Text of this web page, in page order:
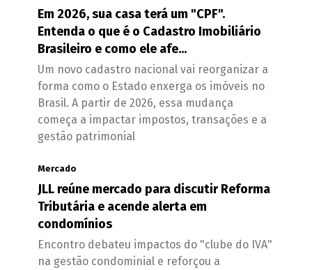
Em 2026, sua casa terá um "CPF".
Entenda o que é o Cadastro Imobiliário
Brasileiro e como ele afe...
Um novo cadastro nacional vai reorganizar a
forma como o Estado enxerga os imóveis no
Brasil. A partir de 2026, essa mudança
começa a impactar impostos, transações e a
gestão patrimonial
Mercado
JLL reúne mercado para discutir Reforma
Tributária e acende alerta em
condomínios
Encontro debateu impactos do "clube do IVA"
na gestão condominial e reforçou a